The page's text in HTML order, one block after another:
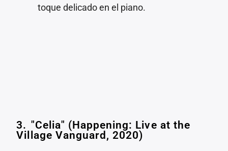
toque delicado en el piano.
3.⁠ ⁠"Celia" (Happening: Live at the
Village Vanguard, 2020)